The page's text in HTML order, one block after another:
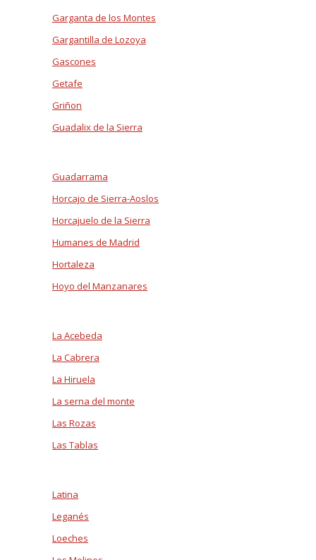
Garganta de los Montes
Gargantilla de Lozoya
Gascones
Getafe
Griñon
Guadalix de la Sierra
Guadarrama
Horcajo de Sierra-Aoslos
Horcajuelo de la Sierra
Humanes de Madrid
Hortaleza
Hoyo del Manzanares
La Acebeda
La Cabrera
La Hiruela
La serna del monte
Las Rozas
Las Tablas
Latina
Leganés
Loeches